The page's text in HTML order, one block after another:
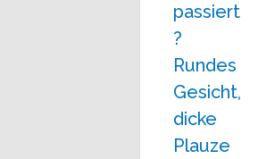
passiert
?
Rundes
Gesicht,
dicke
Plauze